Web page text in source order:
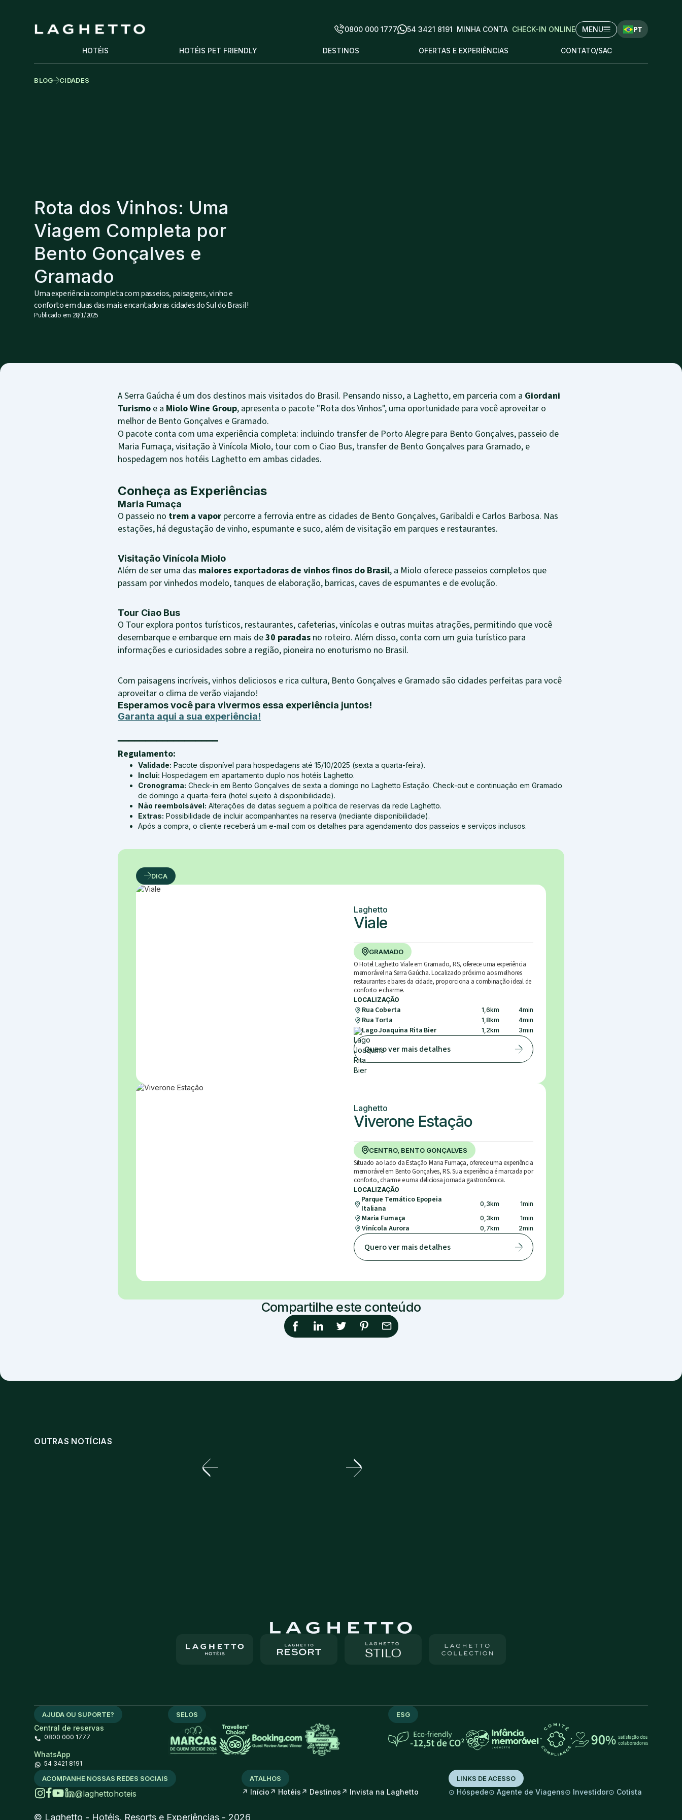
0800 000 1777 54 3421 8191 MINHA CONTA CHECK-IN ONLINE MENU PT
HOTÉIS HOTÉIS PET FRIENDLY DESTINOS OFERTAS E EXPERIÊNCIAS CONTATO/SAC
BLOG CIDADES
Rota dos Vinhos: Uma
Viagem Completa por
Bento Gonçalves e
Gramado
Uma experiência completa com passeios, paisagens, vinho e
conforto em duas das mais encantadoras cidades do Sul do Brasil!
Publicado em 28/1/2025
A Serra Gaúcha é um dos destinos mais visitados do Brasil. Pensando nisso, a Laghetto, em parceria com a Giordani
Turismo e a Miolo Wine Group, apresenta o pacote "Rota dos Vinhos", uma oportunidade para você aproveitar o
melhor de Bento Gonçalves e Gramado.
O pacote conta com uma experiência completa: incluindo transfer de Porto Alegre para Bento Gonçalves, passeio de
Maria Fumaça, visitação à Vinícola Miolo, tour com o Ciao Bus, transfer de Bento Gonçalves para Gramado, e
hospedagem nos hotéis Laghetto em ambas cidades.
Conheça as Experiências
Maria Fumaça
O passeio no trem a vapor percorre a ferrovia entre as cidades de Bento Gonçalves, Garibaldi e Carlos Barbosa. Nas
estações, há degustação de vinho, espumante e suco, além de visitação em parques e restaurantes.
Visitação Vinícola Miolo
Além de ser uma das maiores exportadoras de vinhos finos do Brasil, a Miolo oferece passeios completos que
passam por vinhedos modelo, tanques de elaboração, barricas, caves de espumantes e de evolução.
Tour Ciao Bus
O Tour explora pontos turísticos, restaurantes, cafeterias, vinícolas e outras muitas atrações, permitindo que você
desembarque e embarque em mais de30 paradas no roteiro. Além disso, conta com um guia turístico para
informações e curiosidades sobre a região, pioneira no enoturismo no Brasil.
Com paisagens incríveis, vinhos deliciosos e rica cultura, Bento Gonçalves e Gramado são cidades perfeitas para você
aproveitar o clima de verão viajando!
Esperamos você para vivermos essa experiência juntos!
Garanta aqui a sua experiência!
━━━━━━━━━━━━━━━━━━
Regulamento:
Validade: Pacote disponível para hospedagens até 15/10/2025 (sexta a quarta-feira).
Inclui: Hospedagem em apartamento duplo nos hotéis Laghetto.
Cronograma: Check-in em Bento Gonçalves de sexta a domingo no Laghetto Estação. Check-out e continuação em Gramado
de domingo a quarta-feira (hotel sujeito à disponibilidade).
Não reembolsável: Alterações de datas seguem a política de reservas da rede Laghetto.
Extras: Possibilidade de incluir acompanhantes na reserva (mediante disponibilidade).
Após a compra, o cliente receberá um e-mail com os detalhes para agendamento dos passeios e serviços inclusos.
DICA
Laghetto
Viale
GRAMADO
O Hotel Laghetto Viale em Gramado, RS, oferece uma experiência
memorável na Serra Gaúcha. Localizado próximo aos melhores
restaurantes e bares da cidade, proporciona a combinação ideal de
conforto e charme.
LOCALIZAÇÃO
Rua Coberta 1,6km 4min
Rua Torta 1,8km 4min
Lago Joaquina Rita Bier 1,2km 3min
Quero ver mais detalhes
Laghetto
Viverone Estação
CENTRO, BENTO GONÇALVES
Situado ao lado da Estação Maria Fumaça, oferece uma experiência
memorável em Bento Gonçalves, RS. Sua experiência é marcada por
conforto, charme e uma deliciosa jornada gastronômica.
LOCALIZAÇÃO
Parque Temático Epopeia
Italiana
0,3km 1min
Maria Fumaça 0,3km 1min
Vinícola Aurora 0,7km 2min
Quero ver mais detalhes
Compartilhe este conteúdo
OUTRAS NOTÍCIAS
AJUDA OU SUPORTE?
Central de reservas
0800 000 1777
WhatsApp
54 3421 8191
SELOS ESG
ACOMPANHE NOSSAS REDES SOCIAIS
@laghettohoteis
ATALHOS
↗ Início ↗ Hotéis ↗ Destinos ↗ Invista na Laghetto
LINKS DE ACESSO
⊙ Hóspede⊙ Agente de Viagens⊙ Investidor⊙ Cotista
© Laghetto - Hotéis, Resorts e Experiências - 2026